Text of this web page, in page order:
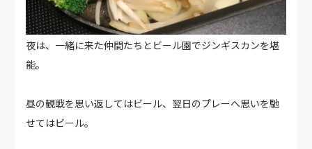
夜は、一緒に来た仲間たちとビール園でジンギスカンを堪
能。
昼の観戦を思い返してはビール、翌日のプレーへ思いを馳
せてはビール。